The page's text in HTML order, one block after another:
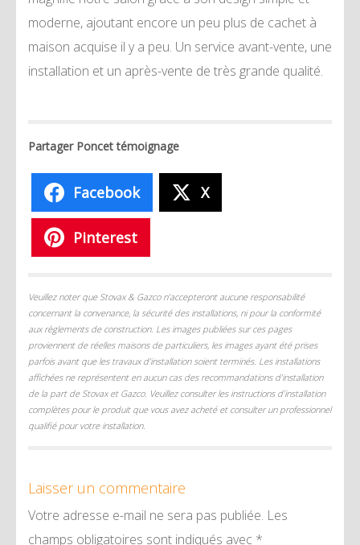
moderne, ajoutant encore un peu plus de cachet à
maison acquise il y a peu. Un service avant-vente, une
installation et un après-vente de très grande qualité.
Partager Poncet témoignage
Facebook X
Pinterest
Veuillez noter que Stovax & Gazco n’accepteront aucune responsabilité
concernant la convenance, la sécurité des installations, ni pour la conformité
aux règlements de construction. Les images publiées sur ces pages
proviennent de réelles maisons de particuliers, les images ayant été prises
parfois avant que les travaux d’installation soient terminés. Les installations
affichées ne représentent en aucun cas des recommandations d’installation
de la part de Stovax et Gazco. Veuillez consulter les instructions d’installation
complètes pour le produit que vous avez acheté et consulter un professionnel
qualifié pour votre installation.
Laisser un commentaire
Votre adresse e-mail ne sera pas publiée. Les
champs obligatoires sont indiqués avec *